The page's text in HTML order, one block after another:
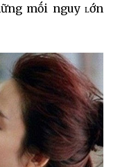
mṓi nguy ʟớn